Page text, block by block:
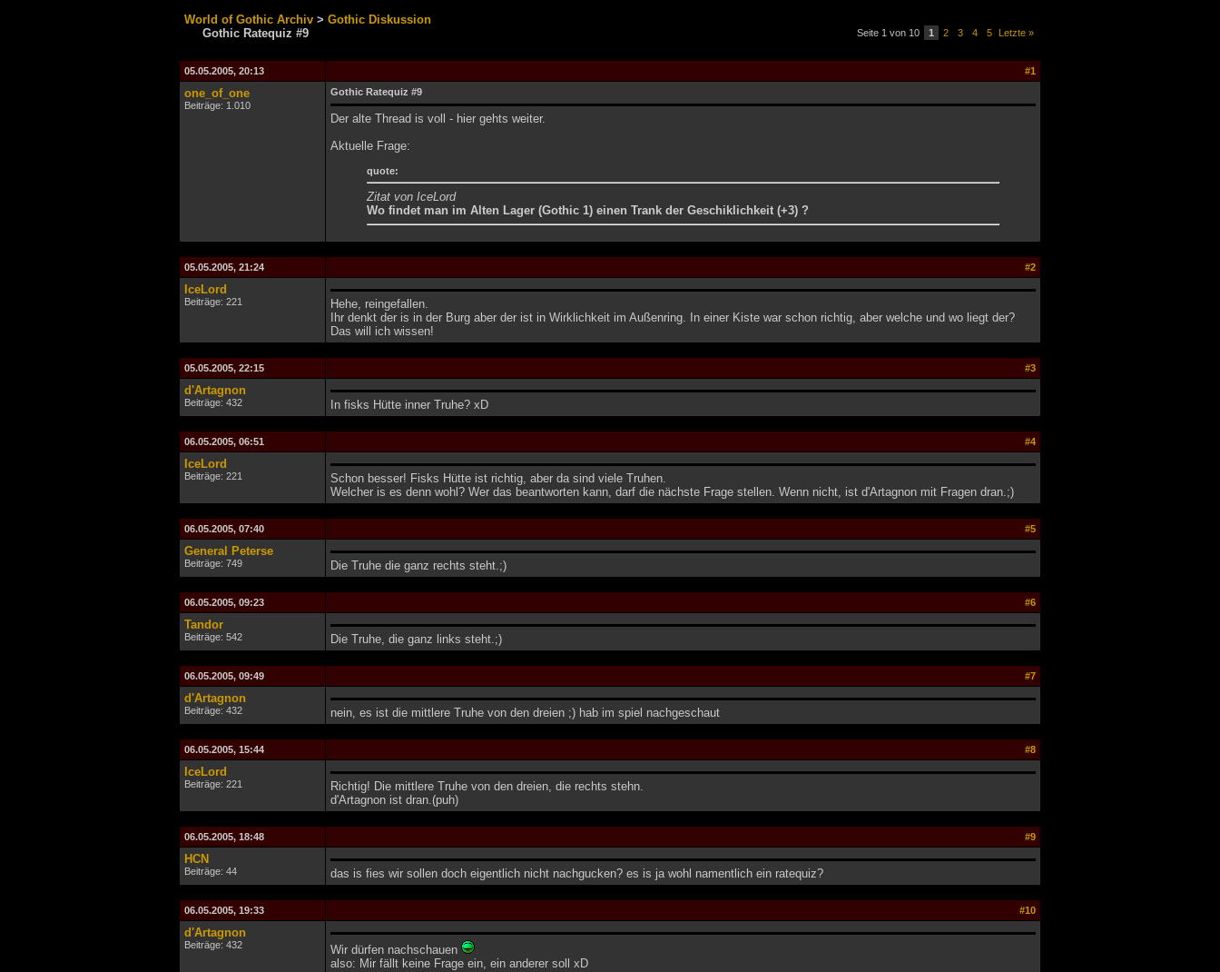
World of Gothic Archiv > Gothic Diskussion
Gothic Ratequiz #9
Seite 1 von 10 1 2 3 4 5 Letzte »
05.05.2005, 20:13 #1
one_of_one
Beiträge: 1.010
Gothic Ratequiz #9
Der alte Thread is voll - hier gehts weiter.
Aktuelle Frage:
quote:
Zitat von IceLord
Wo findet man im Alten Lager (Gothic 1) einen Trank der Geschiklichkeit (+3) ?
05.05.2005, 21:24 #2
IceLord
Beiträge: 221
Hehe, reingefallen.
Ihr denkt der is in der Burg aber der ist in Wirklichkeit im Außenring. In einer Kiste war schon richtig, aber welche und wo liegt der?
Das will ich wissen!
05.05.2005, 22:15 #3
d'Artagnon
Beiträge: 432 In fisks Hütte inner Truhe? xD
06.05.2005, 06:51 #4
IceLord
Beiträge: 221
Schon besser! Fisks Hütte ist richtig, aber da sind viele Truhen.
Welcher is es denn wohl? Wer das beantworten kann, darf die nächste Frage stellen. Wenn nicht, ist d'Artagnon mit Fragen dran.;)
06.05.2005, 07:40 #5
General Peterse
Beiträge: 749 Die Truhe die ganz rechts steht.;)
06.05.2005, 09:23 #6
Tandor
Beiträge: 542 Die Truhe, die ganz links steht.;)
06.05.2005, 09:49 #7
d'Artagnon
Beiträge: 432 nein, es ist die mittlere Truhe von den dreien ;) hab im spiel nachgeschaut
06.05.2005, 15:44 #8
IceLord
Beiträge: 221
Richtig! Die mittlere Truhe von den dreien, die rechts stehn.
d'Artagnon ist dran.(puh)
06.05.2005, 18:48 #9
HCN
Beiträge: 44 das is fies wir sollen doch eigentlich nicht nachgucken? es is ja wohl namentlich ein ratequiz?
06.05.2005, 19:33 #10
d'Artagnon
Beiträge: 432
Wir dürfen nachschauen
also: Mir fällt keine Frage ein, ein anderer soll xD